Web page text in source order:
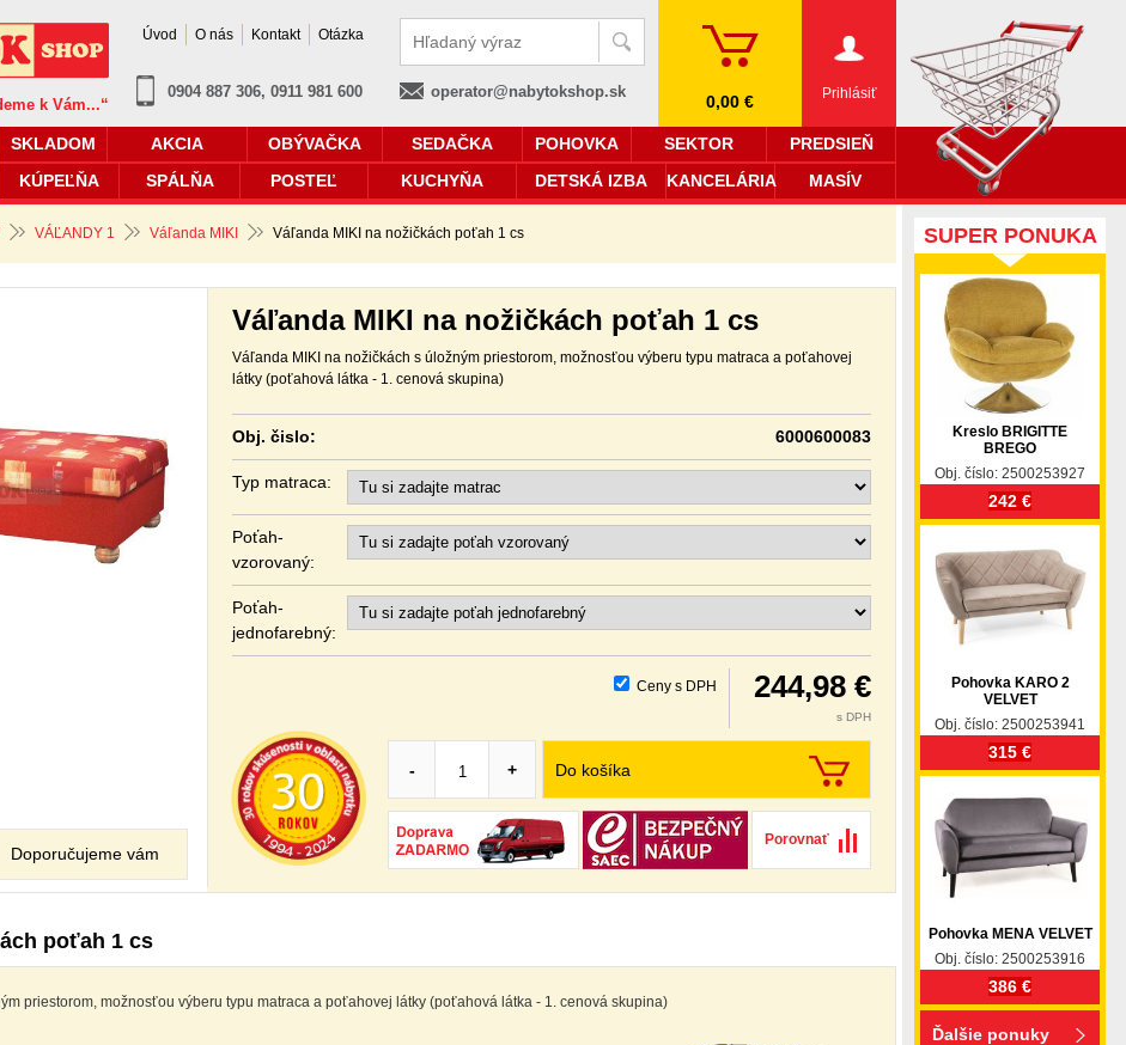
k Vám...“
0904 887 306, 0911 981 600 operator@nabytokshop.sk Prihlásiť
0,00 €
VÁĽANDY 1 Váľanda MIKI Váľanda MIKI na nožičkách poťah 1 cs
Váľanda MIKI na nožičkách poťah 1 cs
Váľanda MIKI na nožičkách s úložným priestorom, možnosťou výberu typu matraca a poťahovej
látky (poťahová látka - 1. cenová skupina)
Obj. čislo: 6000600083
Typ matraca:
Poťah-
vzorovaný:
Poťah-
jednofarebný:
Ceny s DPH 244,98 €
s DPH
Do košíka
- +
Porovnať
Doporučujeme vám
poťah 1 cs
priestorom, možnosťou výberu typu matraca a poťahovej látky (poťahová látka - 1. cenová skupina)
SUPER PONUKA
Kreslo BRIGITTE
BREGO
Obj. číslo: 2500253927
242 €
Pohovka KARO 2
VELVET
Obj. číslo: 2500253941
315 €
Pohovka MENA VELVET
Obj. číslo: 2500253916
386 €
Ďalšie ponuky
SKLADOM AKCIA OBÝVAČKA SEDAČKA POHOVKA SEKTOR
PREDSIEŇ
KÚPEĽŇA
SPÁLŇA POSTEĽ KUCHYŇA DETSKÁ IZBA KANCELÁRIA MASÍV
Úvod O nás Kontakt Otázka